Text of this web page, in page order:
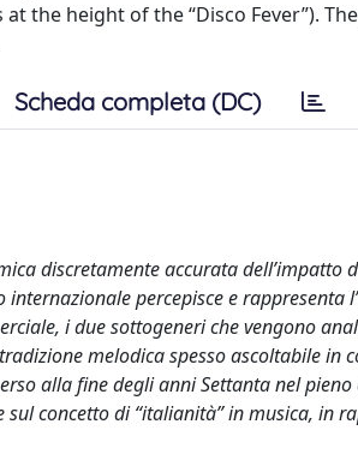
the height of the “Disco Fever”).
Scheda completa (DC)
discretamente accurata
percepisce e rappresenta
i due sottogeneri che vengono
melodica spesso ascoltabile in
alla fine degli anni Settanta nel pieno
concetto di “italianità” in musica, in